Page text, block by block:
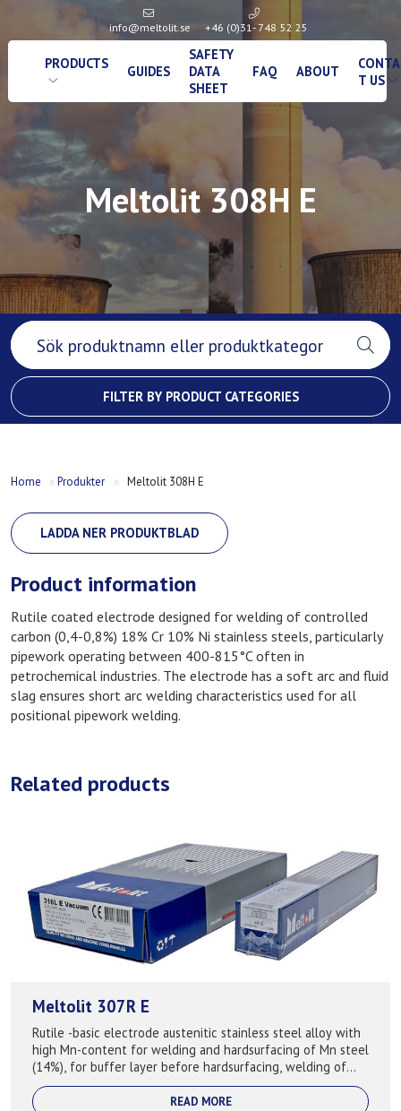
info@meltolit.se +46 (0)31- 748 52 25
PRODUCTS GUIDES
SAFETY
DATA
SHEET
FAQ ABOUT
T US
Meltolit 308H E
FILTER BY PRODUCT CATEGORIES
Home »Produkter » Meltolit 308H E
LADDA NER PRODUKTBLAD
Product information
Rutile coated electrode designed for welding of controlled
carbon (0,4-0,8%) 18% Cr 10% Ni stainless steels, particularly
pipework operating between 400-815°C often in
petrochemical industries. The electrode has a soft arc and fluid
slag ensures short arc welding characteristics used for all
positional pipework welding.
Related products
Meltolit 307R E
Rutile -basic electrode austenitic stainless steel alloy with
high Mn-content for welding and hardsurfacing of Mn steel
(14%), for buffer layer before hardsurfacing, welding of
difficult steels and...
READ MORE